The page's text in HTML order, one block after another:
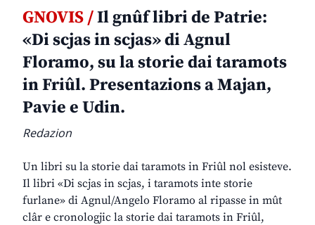
GNOVIS /Il gnûf libri de Patrie:
«Di scjas in scjas» di Agnul
Floramo, su la storie dai taramots
in Friûl. Presentazions a Majan,
Pavie e Udin.
Redazion
Un libri su la storie dai taramots in Friûl nol esisteve.
Il libri «Di scjas in scjas, i taramots inte storie
furlane» di Agnul/Angelo Floramo al ripasse in mût
clâr e cronologjic la storie dai taramots in Friûl,